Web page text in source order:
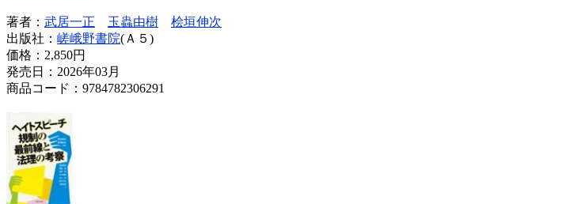
著者： 武居一正 玉蟲由樹
桧垣伸次
出版社： 嵯峨野書院(Ａ５)
価格： 2,850円
発売日：2026年03月
商品コード：9784782306291